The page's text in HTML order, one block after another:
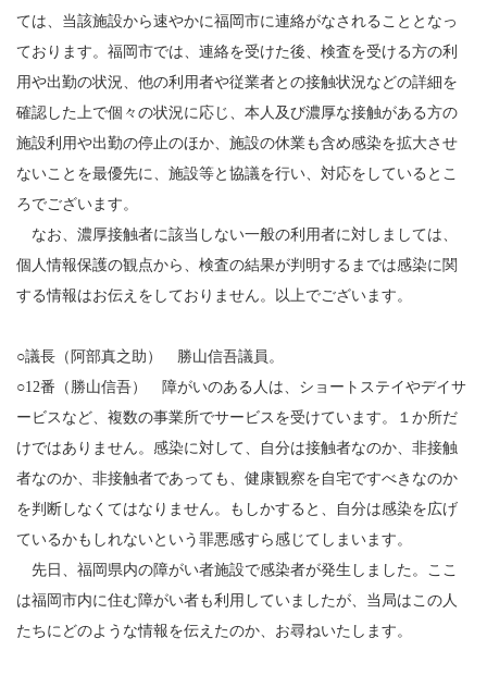
ては、当該施設から速やかに福岡市に連絡がなされることとなっ
ております。福岡市では、連絡を受けた後、検査を受ける方の利
用や出勤の状況、他の利用者や従業者との接触状況などの詳細を
確認した上で個々の状況に応じ、本人及び濃厚な接触がある方の
施設利用や出勤の停止のほか、施設の休業も含め感染を拡大させ
ないことを最優先に、施設等と協議を行い、対応をしているとこ
ろでございます。
なお、濃厚接触者に該当しない一般の利用者に対しましては、
個人情報保護の観点から、検査の結果が判明するまでは感染に関
する情報はお伝えをしておりません。以上でございます。
○議長（阿部真之助） 勝山信吾議員。
○12番（勝山信吾） 障がいのある人は、ショートステイやデイサ
ービスなど、複数の事業所でサービスを受けています。１か所だ
けではありません。感染に対して、自分は接触者なのか、非接触
者なのか、非接触者であっても、健康観察を自宅ですべきなのか
を判断しなくてはなりません。もしかすると、自分は感染を広げ
ているかもしれないという罪悪感すら感じてしまいます。
先日、福岡県内の障がい者施設で感染者が発生しました。ここ
は福岡市内に住む障がい者も利用していましたが、当局はこの人
たちにどのような情報を伝えたのか、お尋ねいたします。